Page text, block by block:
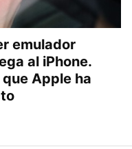
emulador
al iPhone.
Apple ha